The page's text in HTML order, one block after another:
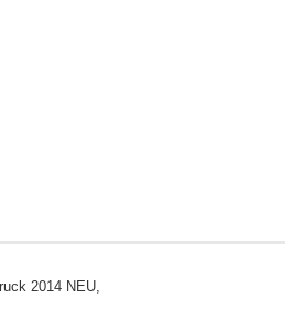
2014 NEU,